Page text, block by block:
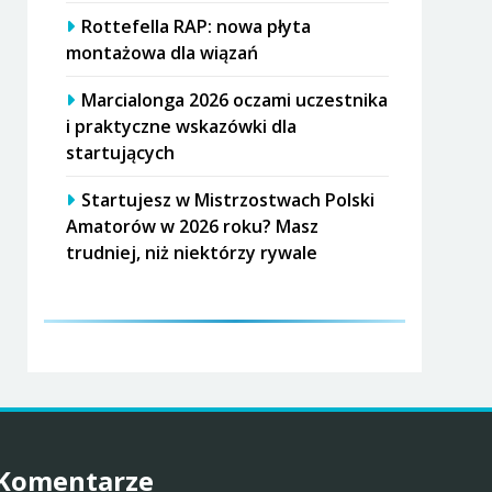
Rottefella RAP: nowa płyta
montażowa dla wiązań
Marcialonga 2026 oczami uczestnika
i praktyczne wskazówki dla
startujących
Startujesz w Mistrzostwach Polski
Amatorów w 2026 roku? Masz
trudniej, niż niektórzy rywale